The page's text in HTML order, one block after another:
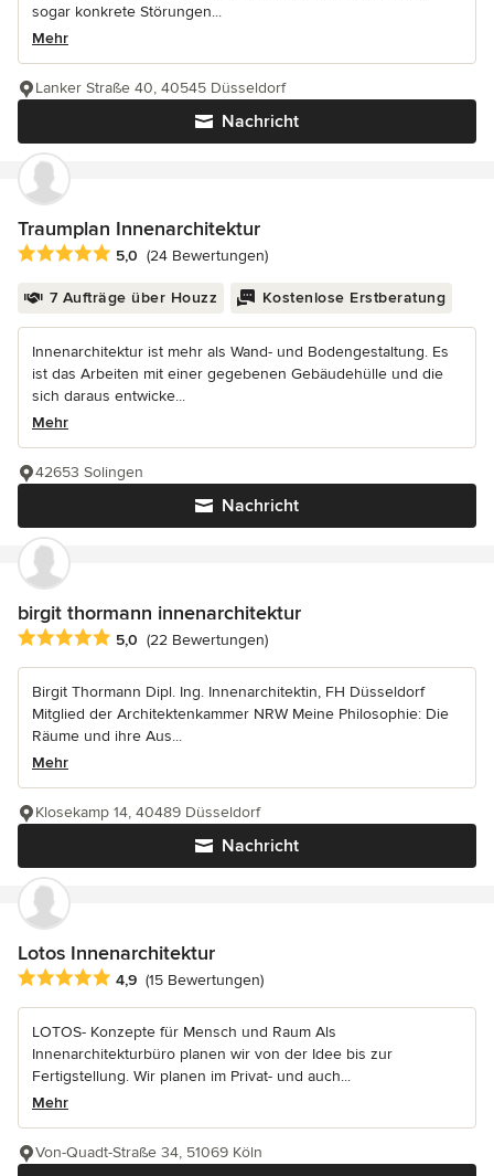
sogar konkrete Störungen...
Mehr
Nachricht
Lanker Straße 40, 40545 Düsseldorf
Traumplan Innenarchitektur
Durchschnittliche Bewertung: 5 von 5 Sternen
5,0 (24 Bewertungen)
7 Aufträge über Houzz Kostenlose Erstberatung
Innenarchitektur ist mehr als Wand- und Bodengestaltung. Es
ist das Arbeiten mit einer gegebenen Gebäudehülle und die
sich daraus entwicke...
Mehr
Nachricht
42653 Solingen
birgit thormann innenarchitektur
Durchschnittliche Bewertung: 5 von 5 Sternen
5,0 (22 Bewertungen)
Birgit Thormann Dipl. Ing. Innenarchitektin, FH Düsseldorf
Mitglied der Architektenkammer NRW Meine Philosophie: Die
Räume und ihre Aus...
Mehr
Nachricht
Klosekamp 14, 40489 Düsseldorf
Lotos Innenarchitektur
Durchschnittliche Bewertung: 4.9 von 5 Sternen
4,9 (15 Bewertungen)
LOTOS- Konzepte für Mensch und Raum Als
Innenarchitekturbüro planen wir von der Idee bis zur
Fertigstellung. Wir planen im Privat- und auch...
Mehr
Von-Quadt-Straße 34, 51069 Köln